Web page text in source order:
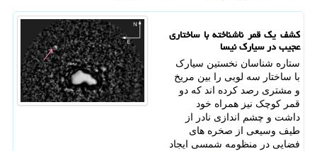
کشف یک قمر ناشناخته با ساختاری
عجیب در سیارک نیسا
ستاره شناسان نخستین سیارک
با ساختار سه لوبی را بین مریخ
و مشتری رصد کرده اند که دو
قمر کوچک نیز همراه خود
داشت و چشم اندازی نادر از
طیف وسیعی از صخره های
فضایی در منظومه شمسی ایجاد